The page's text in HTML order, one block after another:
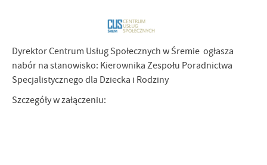
Dyrektor Centrum Usług Społecznych w Śremie ogłasza
nabór na stanowisko: Kierownika Zespołu Poradnictwa
Specjalistycznego dla Dziecka i Rodziny
Szczegóły w załączeniu: